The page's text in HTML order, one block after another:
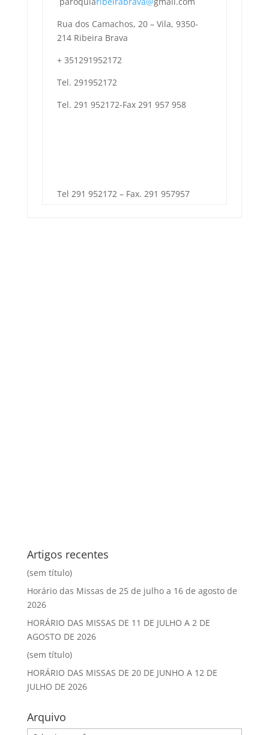
Rua dos Camachos, 20 – Vila, 9350-
214 Ribeira Brava
+ 351291952172
Tel. 291952172
Tel. 291 952172-Fax 291 957 958
Tel 291 952172 – Fax. 291 957957
Artigos recentes
(sem título)
Horário das Missas de 25 de julho a 16 de agosto de
2026
HORÁRIO DAS MISSAS DE 11 DE JULHO A 2 DE
AGOSTO DE 2026
(sem título)
HORÁRIO DAS MISSAS DE 20 DE JUNHO A 12 DE
JULHO DE 2026
Arquivo